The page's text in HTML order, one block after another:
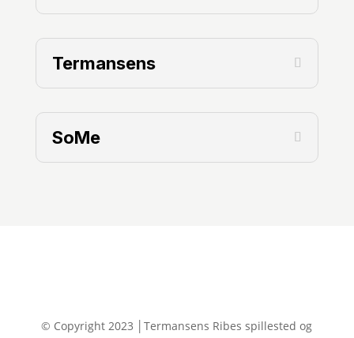
Termansens
SoMe
© Copyright 2023 │Termansens Ribes spillested og